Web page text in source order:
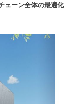
ェーン全体の最適化